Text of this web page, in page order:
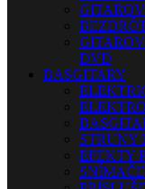
DVD
BASGITARY
STRUNY
EFEKTY